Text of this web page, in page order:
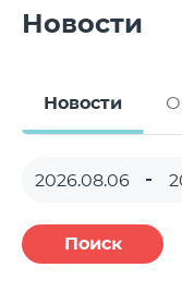
Новости
Новости
Поиск